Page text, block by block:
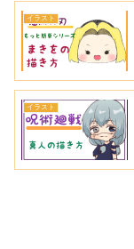
イラスト
イラスト